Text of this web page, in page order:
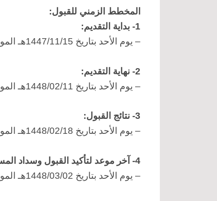
المخطط الزمني للقبول:
1- بداية التقديم:
– يوم الأحد بتاريخ 1447/11/15هـ الموافق 2026/05/03م.
2- نهاية التقديم:
– يوم الأحد بتاريخ 1448/02/11هـ الموافق 2026/07/26م.
3- نتائج القبول:
– يوم الأحد بتاريخ 1448/02/18هـ الموافق 2026/08/02م.
4- آخر موعد لتأكيد القبول وسداد المستحقات المالية:
– يوم الأحد بتاريخ 1448/03/02هـ الموافق 2026/08/16م.